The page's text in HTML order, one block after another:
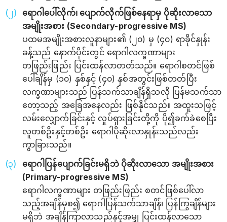
ရောဂါပေါ်လိုက်၊ ပျောက်လိုက်ဖြစ်နေရာမှ ပိုဆိုးလာသော
အမျိုးအစား (Secondary-progressive MS)
ပထမအမျိုးအစားလူနာများ၏ (၂၀) မှ (၄၀) ရာခိုင်နှုန်း
ခန့်သည် နောက်ပိုင်းတွင် ရောဂါလက္ခဏာများ
တဖြည်းဖြည်း ပြင်းထန်လာတတ်သည်။ ရောဂါစတင်ဖြစ်
ပေါ်ချိန်မှ (၁၀) နှစ်နှင့် (၄၀) နှစ်အတွင်းဖြစ်တတ်ပြီး
လက္ခဏာများသည် ပြန်သက်သာချိန်ရှိသလို ပြန်မသက်သာ
တော့သည့် အခြေအနေလည်း ဖြစ်နိုင်သည်။ အထူးသဖြင့်
လမ်းလျှောက်ခြင်းနှင့် လှုပ်ရှားခြင်းတို့ကို ပို၍ခက်ခဲစေပြီး
လူတစ်ဦးနှင့်တစ်ဦး ရောဂါပိုဆိုးလာနှုန်းသည်လည်း
ကွာခြားသည်။
ရောဂါပြန်ပျောက်ခြင်းမရှိဘဲ ပိုဆိုးလာသော အမျိုးအစား
(Primary-progressive MS)
ရောဂါလက္ခဏာများ တဖြည်းဖြည်း စတင်ဖြစ်ပေါ်လာ
သည့်အချိန်မှစ၍ ရောဂါပြန်သက်သာချိန်၊ ပြန်ကြွချိန်များ
မရှိဘဲ အချိန်ကြာလာသည်နှင့်အမျှ ပြင်းထန်လာသော